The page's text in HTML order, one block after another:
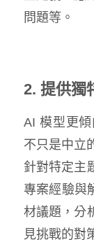
問題等。
2. 提供獨
AI 模型更
不只是中立
針對特定主
專案經驗與
材議題，分
見挑戰的對